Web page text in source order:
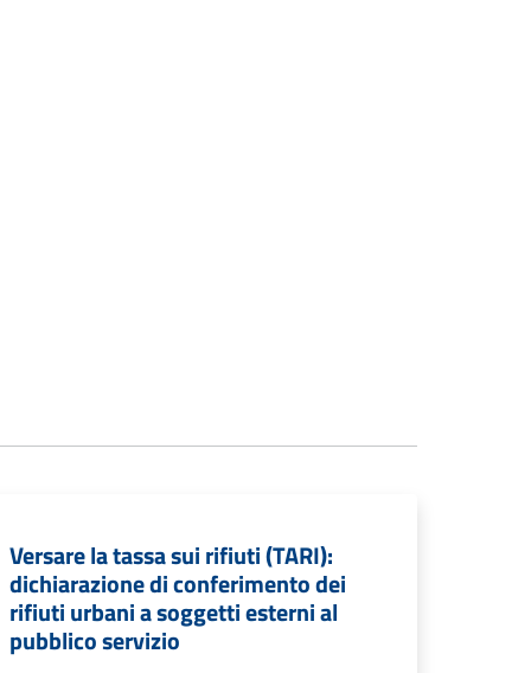
Versare la tassa sui rifiuti (TARI):
dichiarazione di conferimento dei
rifiuti urbani a soggetti esterni al
pubblico servizio